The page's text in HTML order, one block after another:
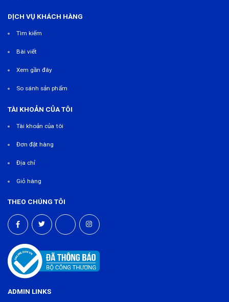
DỊCH VỤ KHÁCH HÀNG
Tìm kiếm
Bài viết
Xem gần đây
So sánh sản phẩm
TÀI KHOẢN CỦA TÔI
Tài khoản của tôi
Đơn đặt hàng
Địa chỉ
Giỏ hàng
THEO CHÚNG TÔI
ADMIN LINKS